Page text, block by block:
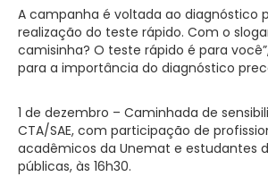
A campanha é voltada ao diagnóstico
realização do teste rápido. Com o
camisinha? O teste rápido é para
para a importância do diagnóstico
1 de dezembro – Caminhada de
CTA/SAE, com participação de
acadêmicos da Unemat e estudantes
públicas, às 16h30.